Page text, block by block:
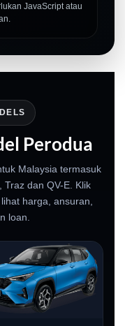
JavaScript atau
Perodua
Malaysia termasuk
Traz dan QV-E. Klik
harga, ansuran,
loan.